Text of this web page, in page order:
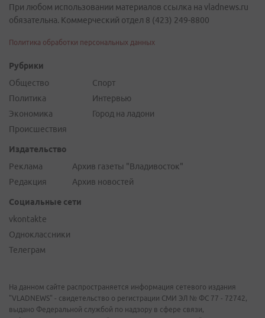
При любом использовании материалов ссылка на vladnews.ru
обязательна. Коммерческий отдел 8 (423) 249-8800
Политика обработки персональных данных
Рубрики
Общество
Политика
Экономика
Происшествия
Спорт
Интервью
Город на ладони
Издательство
Реклама
Редакция
Архив газеты "Владивосток"
Архив новостей
Социальные сети
vkontakte
Одноклассники
Телеграм
На данном сайте распространяется информация сетевого издания
"VLADNEWS" - свидетельство о регистрации СМИ ЭЛ № ФС 77 - 72742,
выдано Федеральной службой по надзору в сфере связи,